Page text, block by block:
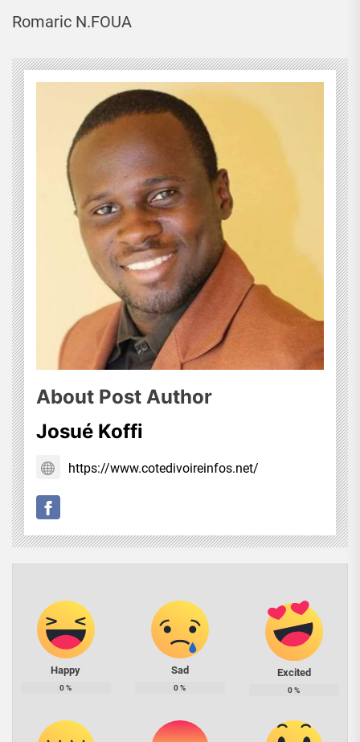
Romaric N.FOUA
About Post Author
Josué Koffi
https://www.cotedivoireinfos.net/
Happy
0%
Sad
0%
Excited
0%